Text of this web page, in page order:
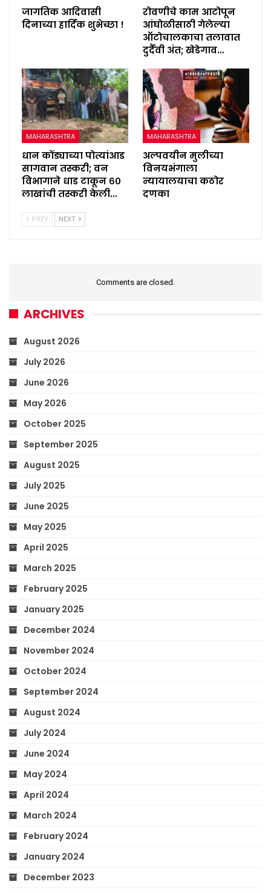
जागतिक आदिवासी
दिनाच्या हार्दिक शुभेच्छा !
रोवणीचे काम आटोपून
आंघोळीसाठी गेलेल्या
ऑटोचालकाचा तलावात
दुर्दैवी अंत; खेडेगाव…
MAHARASHTRA
धान कोंड्याच्या पोत्यांआड
सागवान तस्करी; वन
विभागाने धाड टाकून ६०
लाखांची तस्करी केली…
MAHARASHTRA
अल्पवयीन मुलीच्या
विनयभंगाला
न्यायालयाचा कठोर
दणका
PREV NEXT
Comments are closed.
ARCHIVES
August 2026
July 2026
June 2026
May 2026
October 2025
September 2025
August 2025
July 2025
June 2025
May 2025
April 2025
March 2025
February 2025
January 2025
December 2024
November 2024
October 2024
September 2024
August 2024
July 2024
June 2024
May 2024
April 2024
March 2024
February 2024
January 2024
December 2023